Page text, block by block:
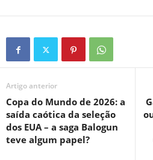
Artigo anterior
Copa do Mundo de 2026: a
saída caótica da seleção
dos EUA – a saga Balogun
teve algum papel?